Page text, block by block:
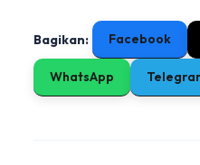
Bagikan: Facebook
WhatsApp